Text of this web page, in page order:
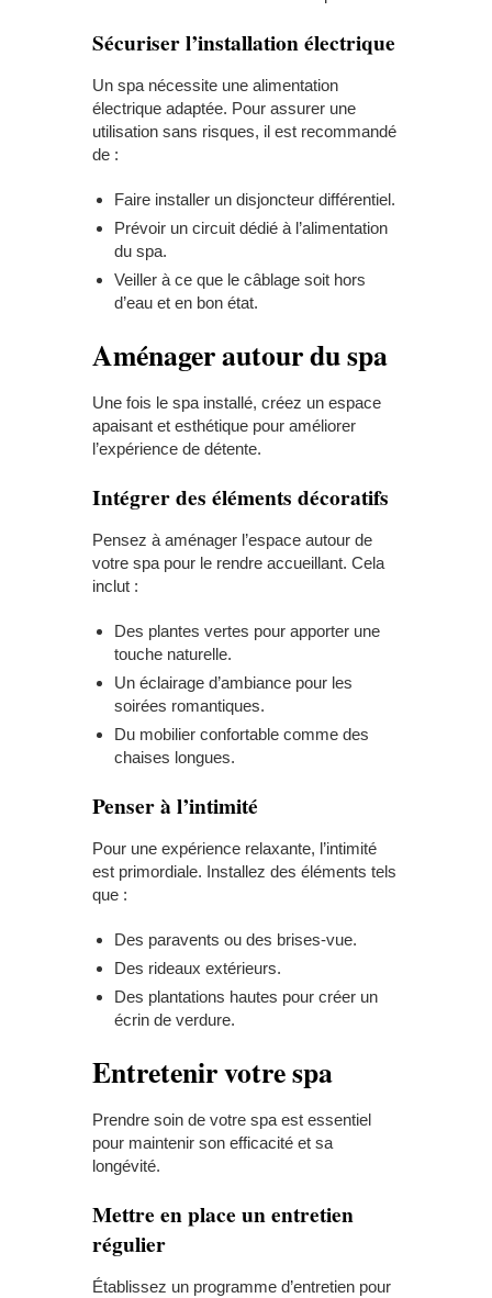
Sécuriser l’installation électrique
Un spa nécessite une alimentation
électrique adaptée. Pour assurer une
utilisation sans risques, il est recommandé
de :
Faire installer un disjoncteur différentiel.
Prévoir un circuit dédié à l’alimentation
du spa.
Veiller à ce que le câblage soit hors
d’eau et en bon état.
Aménager autour du spa
Une fois le spa installé, créez un espace
apaisant et esthétique pour améliorer
l’expérience de détente.
Intégrer des éléments décoratifs
Pensez à aménager l’espace autour de
votre spa pour le rendre accueillant. Cela
inclut :
Des plantes vertes pour apporter une
touche naturelle.
Un éclairage d’ambiance pour les
soirées romantiques.
Du mobilier confortable comme des
chaises longues.
Penser à l’intimité
Pour une expérience relaxante, l’intimité
est primordiale. Installez des éléments tels
que :
Des paravents ou des brises-vue.
Des rideaux extérieurs.
Des plantations hautes pour créer un
écrin de verdure.
Entretenir votre spa
Prendre soin de votre spa est essentiel
pour maintenir son efficacité et sa
longévité.
Mettre en place un entretien
régulier
Établissez un programme d’entretien pour